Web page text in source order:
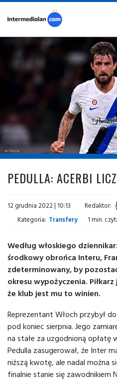
fot. © inter.it
PEDULLA: ACERBI
12 grudnia 2022 | 10:13 Redaktor:
Kategoria: Transfery 1 min.
Według włoskiego
środkowy obrońca Interu,
zdeterminowany, by
okresu wypożyczenia.
że ​​klub jest mu to winien.
Reprezentant Włoch przybył
pod koniec sierpnia. Jego
na stałe za uzgodnioną opłatę
Pedulla zasugerował, że Inter
niższą kwotę, ale nadal można
finalnie stanie się zawodnikiem